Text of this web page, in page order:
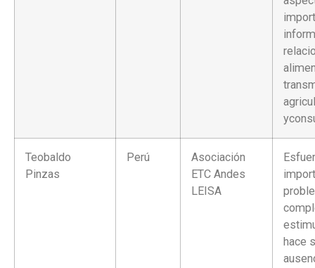
Teobaldo
Pinzas
Perú
Asociación
ETC Andes
LEISA
hace